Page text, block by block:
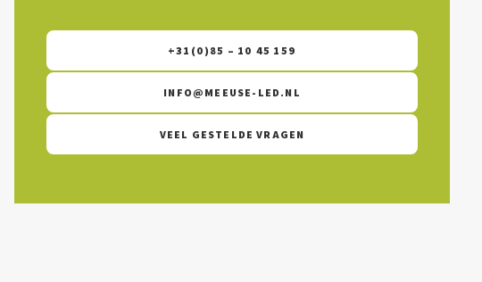
+31(0)85 – 10 45 159
INFO@MEEUSE-LED.NL
VEEL GESTELDE VRAGEN